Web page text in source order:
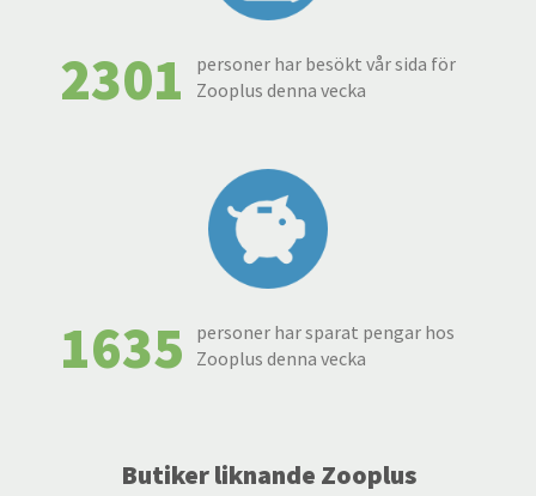
2301
personer har besökt vår sida för
Zooplus denna vecka
1635
personer har sparat pengar hos
Zooplus denna vecka
Butiker liknande Zooplus